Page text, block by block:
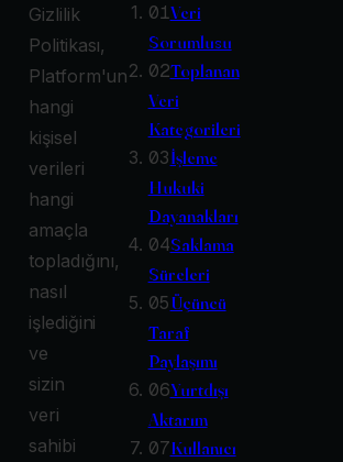
Gizlilik
Politikası,
Platform'un
hangi
kişisel
verileri
hangi
amaçla
topladığını,
nasıl
işlediğini
ve
sizin
veri
sahibi
01Veri
Sorumlusu
02Toplanan
Veri
Kategorileri
03İşleme
Hukuki
Dayanakları
04Saklama
Süreleri
05Üçüncü
Taraf
Paylaşımı
06Yurtdışı
Aktarım
07Kullanıcı